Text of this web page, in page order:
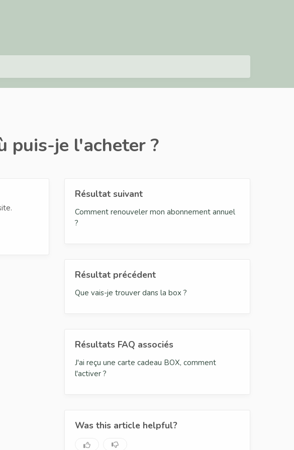
puis-je l'acheter ?
Résultat suivant
Comment renouveler mon abonnement annuel
?
Résultat précédent
Que vais-je trouver dans la box ?
Résultats FAQ associés
J'ai reçu une carte cadeau BOX, comment
l'activer ?
Was this article helpful?